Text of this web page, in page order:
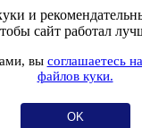
сфере связи,
коммуникаций
Регистрационный
12+
и
сайт работал
вы соглашаетесь
файлов куки.
OK